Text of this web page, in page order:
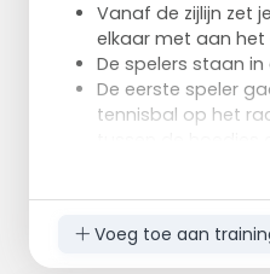
Vanaf de zijlijn zet
elkaar met aan het
De spelers staan
De eerste speler
tennisbal op het
overneemt op het
vervolgens
Voeg toe aan